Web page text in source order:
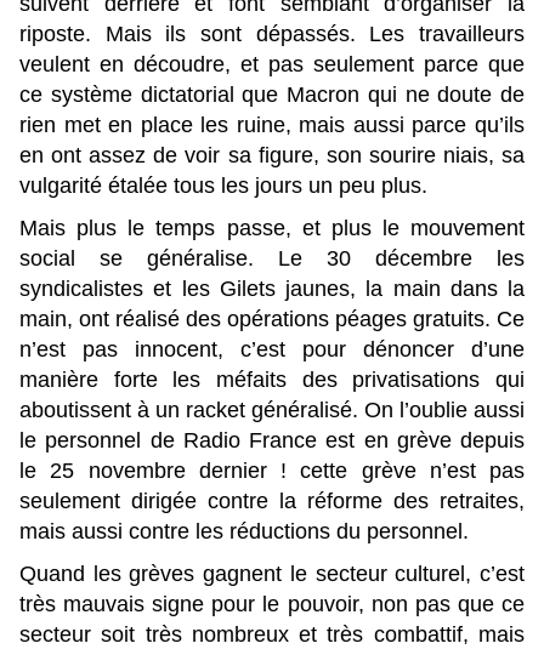
riposte. Mais ils sont dépassés. Les travailleurs
veulent en découdre, et pas seulement parce que
ce système dictatorial que Macron qui ne doute de
rien met en place les ruine, mais aussi parce qu’ils
en ont assez de voir sa figure, son sourire niais, sa
vulgarité étalée tous les jours un peu plus.
Mais plus le temps passe, et plus le mouvement
social se généralise. Le 30 décembre les
syndicalistes et les Gilets jaunes, la main dans la
main, ont réalisé des opérations péages gratuits. Ce
n’est pas innocent, c’est pour dénoncer d’une
manière forte les méfaits des privatisations qui
aboutissent à un racket généralisé. On l’oublie aussi
le personnel de Radio France est en grève depuis
le 25 novembre dernier ! cette grève n’est pas
seulement dirigée contre la réforme des retraites,
mais aussi contre les réductions du personnel.
Quand les grèves gagnent le secteur culturel, c’est
très mauvais signe pour le pouvoir, non pas que ce
secteur soit très nombreux et très combattif, mais